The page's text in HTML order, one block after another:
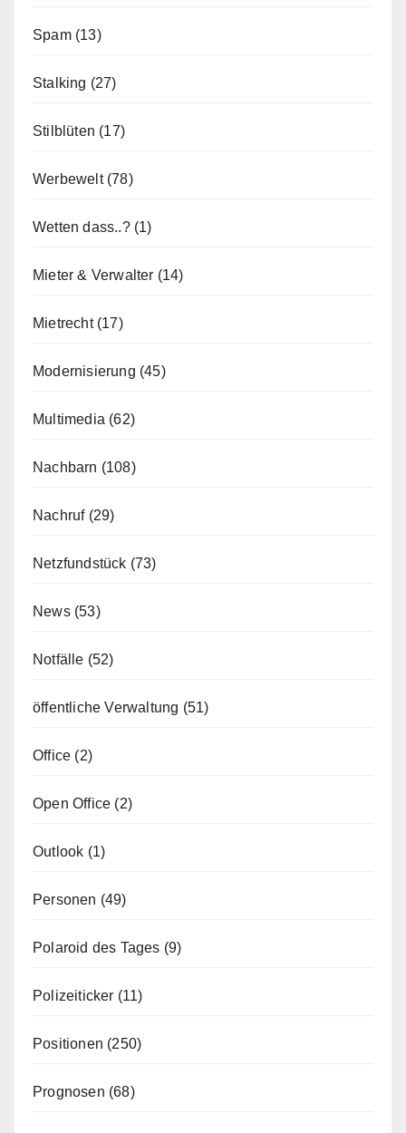
Spam(13)
Stalking (27)
Stilblüten (17)
Werbewelt(78)
Wetten dass..?(1)
Mieter & Verwalter (14)
Mietrecht(17)
Modernisierung (45)
Multimedia (62)
Nachbarn (108)
Nachruf(29)
Netzfundstück (73)
News(53)
Notfälle (52)
öffentliche Verwaltung (51)
Office (2)
Open Office (2)
Outlook (1)
Personen (49)
Polaroid des Tages (9)
Polizeiticker (11)
Positionen (250)
Prognosen (68)